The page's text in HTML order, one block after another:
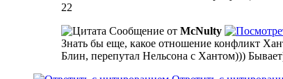
22
Сообщение от McNulty
Знать бы еще, какое отношение конфликт
Блин, перепутал Нельсона с Хантом)))